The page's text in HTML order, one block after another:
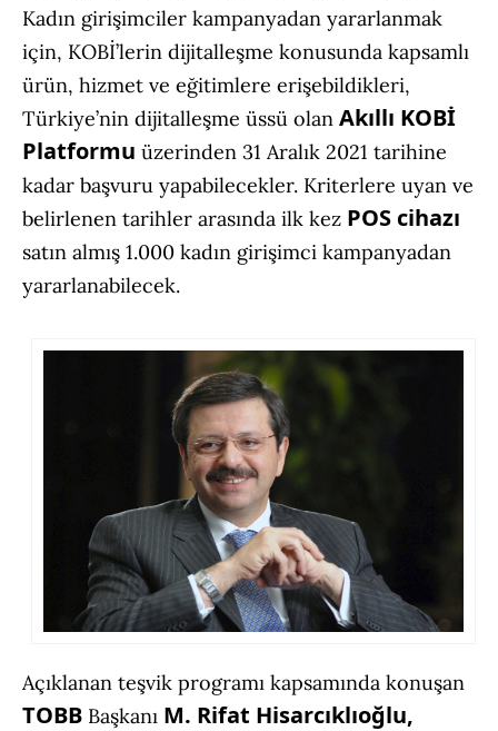
Kadın girişimciler kampanyadan yararlanmak
için, KOBİ’lerin dijitalleşme konusunda kapsamlı
ürün, hizmet ve eğitimlere erişebildikleri,
Türkiye’nin dijitalleşme üssü olan Akıllı KOBİ
Platformu üzerinden 31 Aralık 2021 tarihine
kadar başvuru yapabilecekler. Kriterlere uyan ve
belirlenen tarihler arasında ilk kez POS cihazı
satın almış 1.000 kadın girişimci kampanyadan
yararlanabilecek.
Açıklanan teşvik programı kapsamında konuşan
TOBB Başkanı M. Rifat Hisarcıklıoğlu,